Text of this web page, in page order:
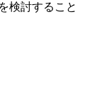
検討すること